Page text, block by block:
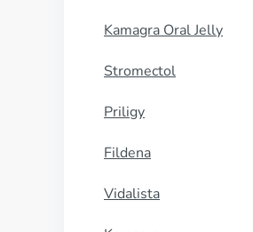
Kamagra Oral Jelly
Stromectol
Priligy
Fildena
Vidalista